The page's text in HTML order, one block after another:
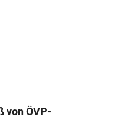
von ÖVP-